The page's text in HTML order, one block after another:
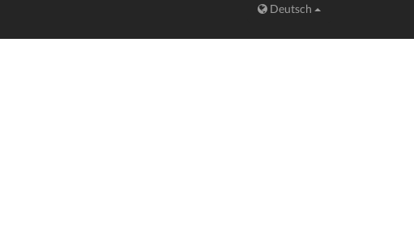
Deutsch